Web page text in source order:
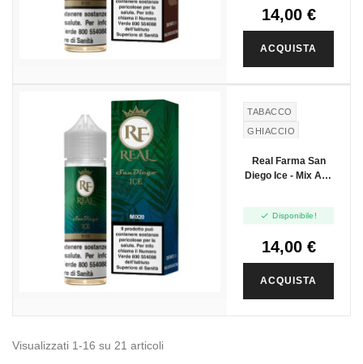
14,00 €
ACQUISTA
TABACCO
GHIACCIO
Real Farma San
Diego Ice - Mix And
 Disponibile!
14,00 €
ACQUISTA
Visualizzati 1-16 su 21 articoli